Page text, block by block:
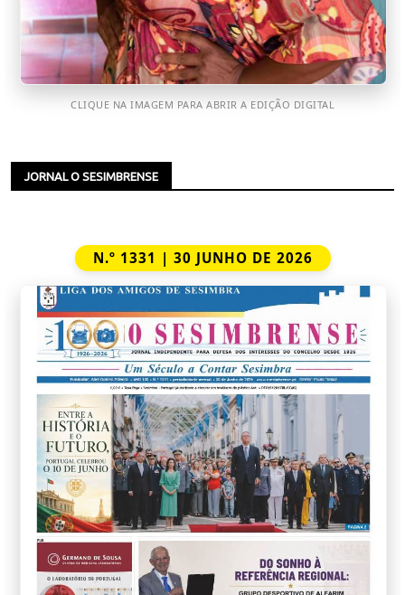
CLIQUE NA IMAGEM PARA ABRIR A EDIÇÃO DIGITAL
JORNAL O SESIMBRENSE
N.º 1331 | 30 JUNHO DE 2026